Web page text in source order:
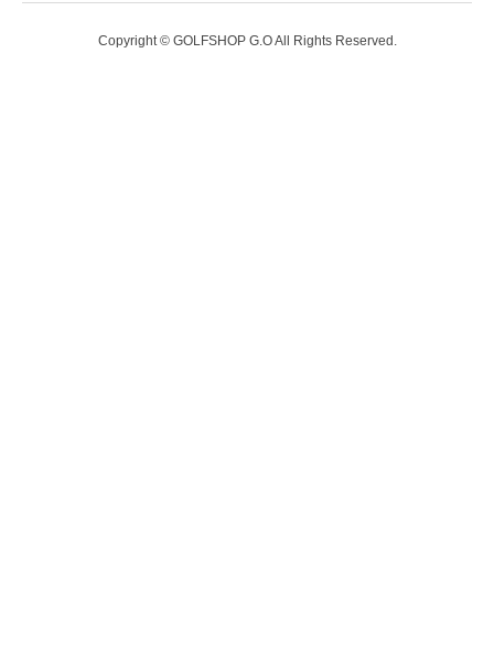
Copyright © GOLFSHOP G.O All Rights Reserved.